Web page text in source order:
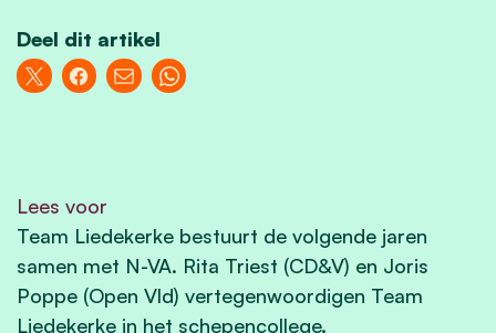
Deel dit artikel
Lees voor
Team Liedekerke bestuurt de volgende jaren
samen met N-VA. Rita Triest (CD&V) en Joris
Poppe (Open Vld) vertegenwoordigen Team
Liedekerke in het schepencollege.